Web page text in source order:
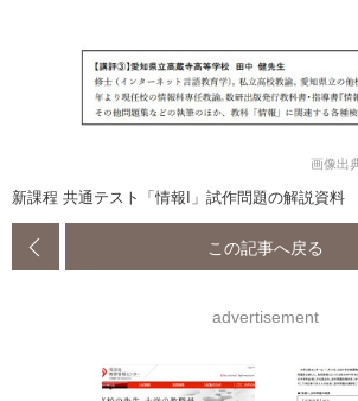
画像出
新課程 共通テスト「情報I」試作問題の解説資料
この記事へ戻る
advertisement